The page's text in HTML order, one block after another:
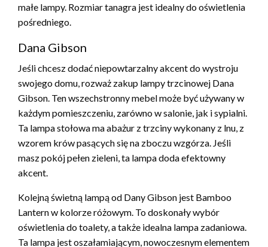
małe lampy. Rozmiar tanagra jest idealny do oświetlenia
pośredniego.
Dana Gibson
Jeśli chcesz dodać niepowtarzalny akcent do wystroju
swojego domu, rozważ zakup lampy trzcinowej Dana
Gibson. Ten wszechstronny mebel może być używany w
każdym pomieszczeniu, zarówno w salonie, jak i sypialni.
Ta lampa stołowa ma abażur z trzciny wykonany z lnu, z
wzorem krów pasących się na zboczu wzgórza. Jeśli
masz pokój pełen zieleni, ta lampa doda efektowny
akcent.
Kolejną świetną lampą od Dany Gibson jest Bamboo
Lantern w kolorze różowym. To doskonały wybór
oświetlenia do toalety, a także idealna lampa zadaniowa.
Ta lampa jest oszałamiającym, nowoczesnym elementem